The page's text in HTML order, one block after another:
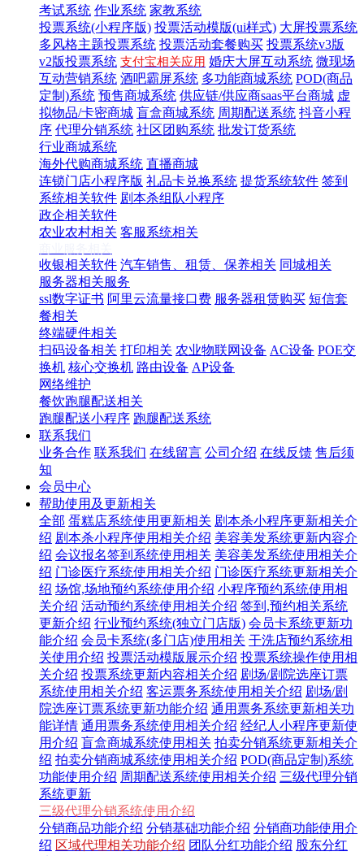
考试系统 作业系统 家教系统
投票系统(小程序版) 投票活动模版(ui样式) 大屏投票系统
多风格主题投票系统 投票活动套餐购买 投票系统v3版
v2版投票系统 支付宝相关应用 婚庆大屏互动系统 微现场
互动营销系统 酒吧霸屏系统 多功能商城系统 POD(商品
定制)系统 预售商城系统 供应链/供应商saas平台商城 虚
拟物品/卡密商城 盲盒商城系统 周期配送系统 抖音小程
序 代理分销系统 社区团购系统 批发订货系统
行业商城系统
海外代购商城系统 直播商城
连锁门店小程序版 礼品卡兑换系统 提货系统软件 签到
系统相关软件 剧本杀组队小程序
政企相关软件
农业农村相关 客服系统相关
收银相关软件 汽车销售、租赁、保养相关 同城相关
服务器相关服务
ssl数字证书 阿里云流量接口费 服务器租赁购买 短信套
餐相关
终端硬件相关
扫码设备相关 打印相关 农业物联网设备 AC设备 POE交
换机 核心交换机 路由设备 AP设备
网络维护
餐饮跑腿配送相关
跑腿配送小程序 跑腿配送系统
联系我们
业务合作 联系我们 在线留言 公司介绍 在线反馈 售后须
知
会员中心
帮助使用及更新相关
全部 蛋糕店系统使用更新相关 剧本杀小程序更新相关介
绍 剧本杀小程序使用相关介绍 美容美发系统更新内容介
绍 会议报名签到系统使用相关 美容美发系统使用相关介
绍 门诊医疗系统使用相关介绍 门诊医疗系统更新相关介
绍 场馆,场地预约系统使用介绍 小程序预约系统使用相
关介绍 活动预约系统使用相关介绍 签到,预约相关系统
更新介绍 行业预约系统(独立门店版) 会员卡系统更新功
能介绍 会员卡系统(多门店)使用相关 干洗店预约系统相
关使用介绍 投票活动模版展示介绍 投票系统操作使用相
关介绍 投票系统更新内容相关介绍 剧场/剧院选座订票
系统使用相关介绍 客运票务系统使用相关介绍 剧场/剧
院选座订票系统更新功能介绍 通用票务系统更新相关功
能详情 通用票务系统使用相关介绍 经纪人小程序更新使
用介绍 盲盒商城系统使用相关 拍卖分销系统更新相关介
绍 拍卖分销商城系统使用相关介绍 POD(商品定制)系统
功能使用介绍 周期配送系统使用相关介绍 三级代理分销
系统更新
三级代理分销系统使用介绍
分销商品功能介绍 分销基础功能介绍 分销商功能使用介
绍 区域代理相关功能介绍 团队分红功能介绍 股东分红